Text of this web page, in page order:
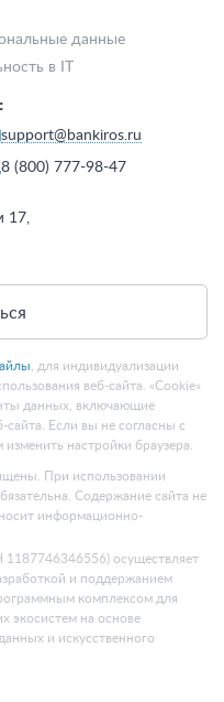
данные
в IT
support@bankiros.ru
8 (800) 777-98-47
17,
, для индивидуализации
веб-сайта. «Cookie»
данных, включающие
Если вы не согласны с
настройки браузера.
При использовании
Содержание сайта не
информационно-
осуществляет
и поддержанием
комплексом для
экосистем на основе
и искусственного